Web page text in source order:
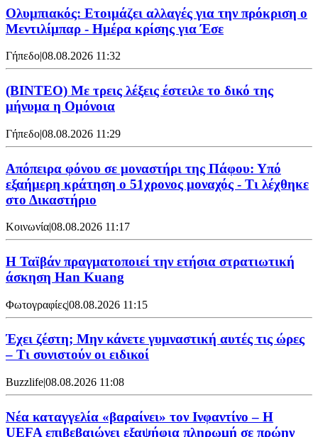
Ολυμπιακός: Ετοιμάζει αλλαγές για την πρόκριση ο
Μεντιλίμπαρ - Ημέρα κρίσης για Έσε
Γήπεδο|08.08.2026 11:32
(ΒΙΝΤΕΟ) Με τρεις λέξεις έστειλε το δικό της
μήνυμα η Ομόνοια
Γήπεδο|08.08.2026 11:29
Απόπειρα φόνου σε μοναστήρι της Πάφου: Υπό
εξαήμερη κράτηση ο 51χρονος μοναχός - Τι λέχθηκε
στο Δικαστήριο
Κοινωνία|08.08.2026 11:17
Η Ταϊβάν πραγματοποιεί την ετήσια στρατιωτική
άσκηση Han Kuang
Φωτογραφίες|08.08.2026 11:15
Έχει ζέστη; Μην κάνετε γυμναστική αυτές τις ώρες
– Τι συνιστούν οι ειδικοί
Buzzlife|08.08.2026 11:08
Νέα καταγγελία «βαραίνει» τον Ινφαντίνο – Η
UEFA επιβεβαιώνει εξαψήφια πληρωμή σε πρώην